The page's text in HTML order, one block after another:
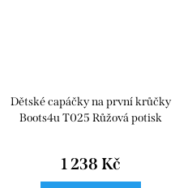
Dětské capáčky na první krůčky
Boots4u T025 Růžová potisk
1 238 Kč